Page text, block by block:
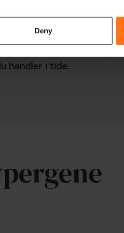
Deny
sjefsøkonom i SEB,
handler i tide.